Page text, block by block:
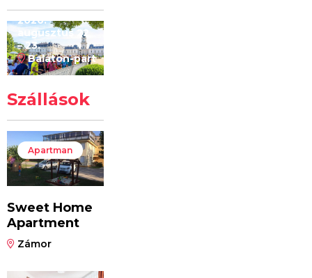
2026.
augusztus 22
– 23.
Balaton-part
Szállások
Apartman
Sweet Home
Apartment
Zámor